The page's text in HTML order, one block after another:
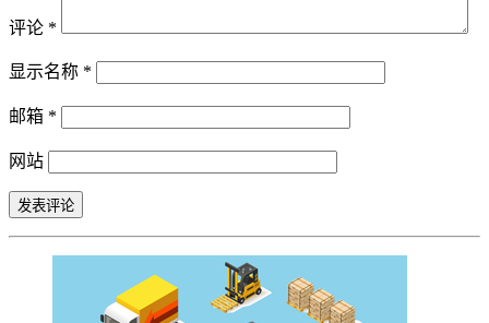
评论 *
显示名称 *
邮箱 *
网站